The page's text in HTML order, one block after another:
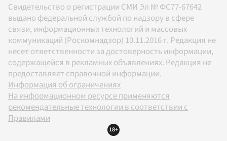
Свидетельство о регистрации СМИ Эл № ФС77-67642
выдано федеральной службой по надзору в сфере
связи, информационных технологий и массовых
коммуникаций (Роскомнадзор) 10.11.2016 г. Редакция не
несет ответственности за достоверность информации,
содержащейся в рекламных объявлениях. Редакция не
предоставляет справочной информации.
Информация об ограничениях
На информационном ресурсе применяются
рекомендательные технологии в соответствии с
Правилами
18+